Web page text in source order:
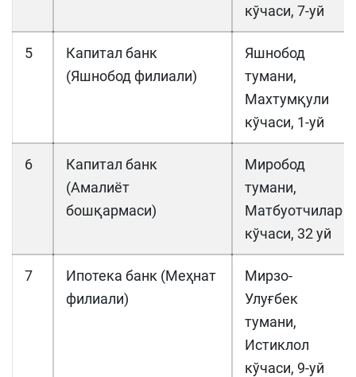
кўчаси, 7-уй
5
Капитал банк
(Яшнобод филиали)
Яшнобод
тумани,
Махтумқули
кўчаси, 1-уй
6
Капитал банк
(Амалиёт
бошқармаси)
Миробод
тумани,
Матбуотчилар
кўчаси, 32 уй
7
Ипотека банк (Меҳнат
филиали)
Мирзо-
Улуғбек
тумани,
Истиклол
кўчаси, 9-уй